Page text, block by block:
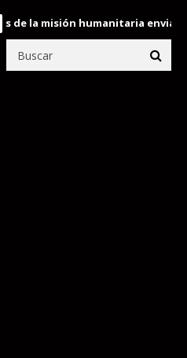
misión humanitaria enviada a